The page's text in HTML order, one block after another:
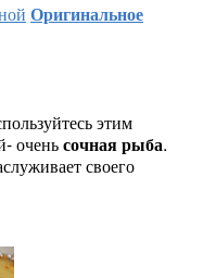
Оригинальное
этим
оченьсочная рыба.
своего